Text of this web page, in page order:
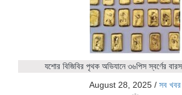
যশোর বিজিবির পৃথক অভিযানে ৩৬পিস স্বর্ণের
August 28, 2025 / সব খবর